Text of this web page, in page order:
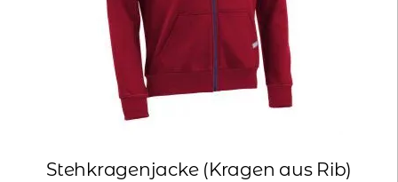
gewählt
werden
Stehkragenjacke (Kragen aus Rib)